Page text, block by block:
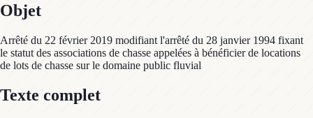
Objet
Arrêté du 22 février 2019 modifiant l'arrêté du 28 janvier 1994 fixant
le statut des associations de chasse appelées à bénéficier de locations
de lots de chasse sur le domaine public fluvial
Texte complet